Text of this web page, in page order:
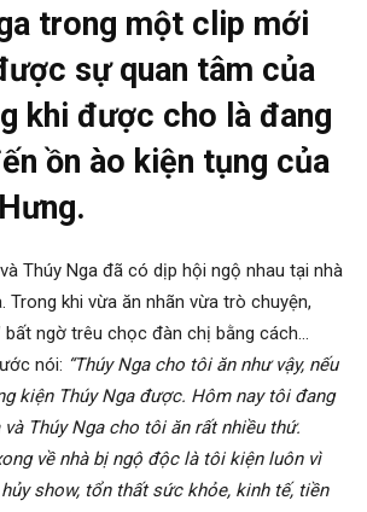
trong một clip mới
sự quan tâm của
khi được cho là đang
ồn ào kiện tụng của
Thúy Nga đã có dịp hội ngộ nhau tại nhà
Trong khi vừa ăn nhãn vừa trò chuyện,
bất ngờ trêu chọc đàn chị bằng cách…
nói: “Thúy Nga cho tôi ăn như vậy, nếu
kiện Thúy Nga được. Hôm nay tôi đang
và Thúy Nga cho tôi ăn rất nhiều thứ.
về nhà bị ngộ độc là tôi kiện luôn vì
show, tổn thất sức khỏe, kinh tế, tiền